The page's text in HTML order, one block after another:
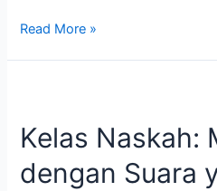
Read More »
Kelas Naskah:
dengan Suara
Menulis
dengan
Suara